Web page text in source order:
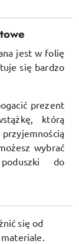
jest w folię
się bardzo
prezent
którą
wybrać
do
się od